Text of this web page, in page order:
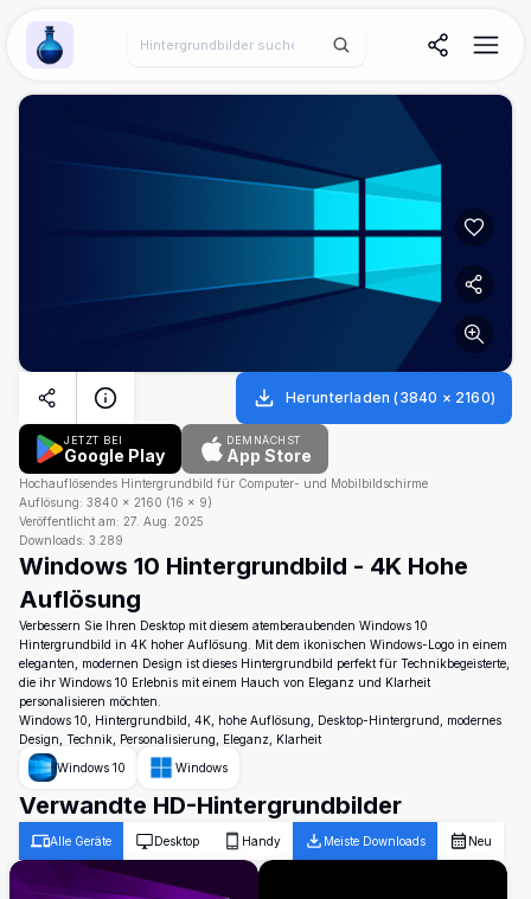
Wallpaper Alchemy
Herunterladen (3840 × 2160)
JETZT BEI
Google Play
DEMNÄCHST
App Store
Hochauflösendes Hintergrundbild für Computer- und Mobilbildschirme
Auflösung: 3840 × 2160 (16 × 9)
Veröffentlicht am: 27. Aug. 2025
Downloads: 3.289
Windows 10 Hintergrundbild - 4K Hohe
Auflösung
Verbessern Sie Ihren Desktop mit diesem atemberaubenden Windows 10
Hintergrundbild in 4K hoher Auflösung. Mit dem ikonischen Windows-Logo in einem
eleganten, modernen Design ist dieses Hintergrundbild perfekt für Technikbegeisterte,
die ihr Windows 10 Erlebnis mit einem Hauch von Eleganz und Klarheit
personalisieren möchten.
Windows 10, Hintergrundbild, 4K, hohe Auflösung, Desktop-Hintergrund, modernes
Design, Technik, Personalisierung, Eleganz, Klarheit
Windows 10
Windows
Verwandte HD-Hintergrundbilder
Alle Geräte Desktop Handy Meiste Downloads Neu